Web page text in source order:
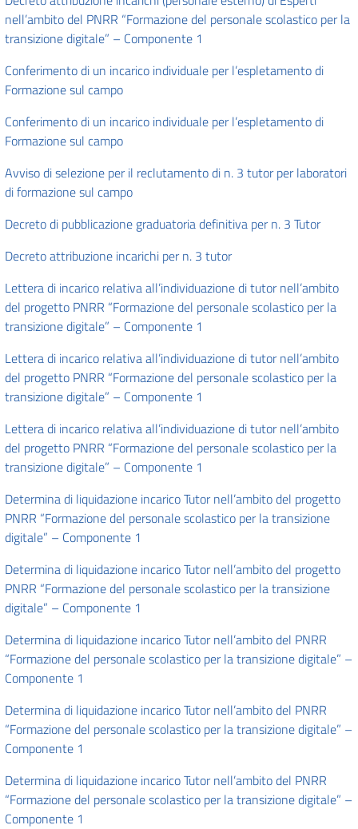
nell’ambito del PNRR “Formazione del personale scolastico per la
transizione digitale” – Componente 1
Conferimento di un incarico individuale per l’espletamento di
Formazione sul campo
Conferimento di un incarico individuale per l’espletamento di
Formazione sul campo
Avviso di selezione per il reclutamento di n. 3 tutor per laboratori
di formazione sul campo
Decreto di pubblicazione graduatoria definitiva per n. 3 Tutor
Decreto attribuzione incarichi per n. 3 tutor
Lettera di incarico relativa all’individuazione di tutor nell’ambito
del progetto PNRR “Formazione del personale scolastico per la
transizione digitale” – Componente 1
Lettera di incarico relativa all’individuazione di tutor nell’ambito
del progetto PNRR “Formazione del personale scolastico per la
transizione digitale” – Componente 1
Lettera di incarico relativa all’individuazione di tutor nell’ambito
del progetto PNRR “Formazione del personale scolastico per la
transizione digitale” – Componente 1
Determina di liquidazione incarico Tutor nell’ambito del progetto
PNRR “Formazione del personale scolastico per la transizione
digitale” – Componente 1
Determina di liquidazione incarico Tutor nell’ambito del progetto
PNRR “Formazione del personale scolastico per la transizione
digitale” – Componente 1
Determina di liquidazione incarico Tutor nell’ambito del PNRR
“Formazione del personale scolastico per la transizione digitale” –
Componente 1
Determina di liquidazione incarico Tutor nell’ambito del PNRR
“Formazione del personale scolastico per la transizione digitale” –
Componente 1
Determina di liquidazione incarico Tutor nell’ambito del PNRR
“Formazione del personale scolastico per la transizione digitale” –
Componente 1